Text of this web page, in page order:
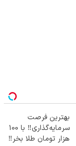
بهترین فرصت
سرمایه‌گذاری‼️ با 100
هزار تومان طلا بخر‼️